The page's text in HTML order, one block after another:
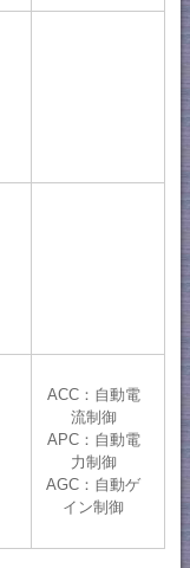
ACC：自動電
流制御
APC：自動電
力制御
AGC：自動ゲ
イン制御